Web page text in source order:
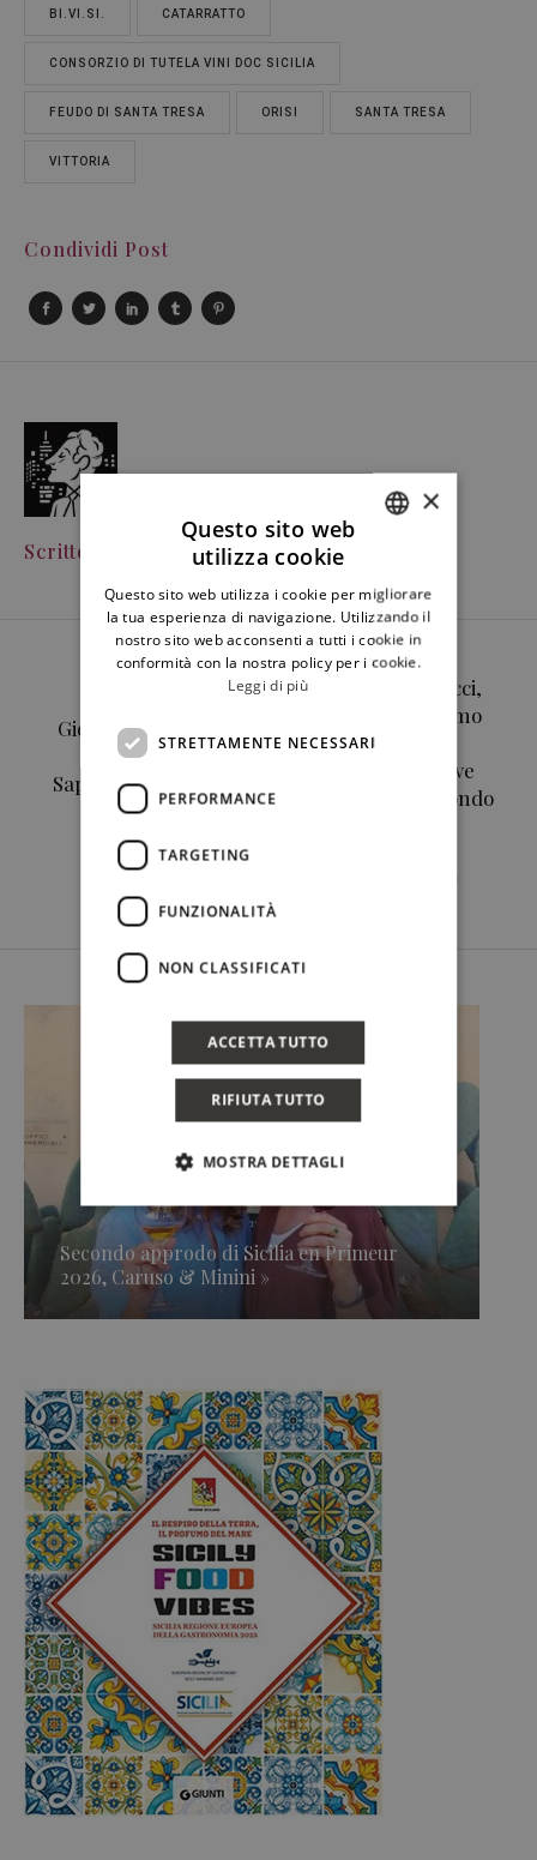
BI.VI.SI. CATARRATTO
CONSORZIO DI TUTELA VINI DOC SICILIA
FEUDO DI SANTA TRESA ORISI SANTA TRESA
VITTORIA
Condividi Post
Scritto Da Gianmaria Tesei
Giordania e Sicilia,
un incontro di
Sapori il 28 maggio
a La Foresteria
Amerigo Vespucci,
la Città di Palermo
e Made in Sicily
accolgono la nave
più bella del mondo
cassata di 60 kg
Secondo approdo di Sicilia en Primeur
2026, Caruso & Minini »
ENGLISH
×
Questo sito web
utilizza cookie
Questo sito web utilizza i cookie per migliorare
la tua esperienza di navigazione. Utilizzando il
nostro sito web acconsenti a tutti i cookie in
conformità con la nostra policy per i cookie.
Leggi di più
STRETTAMENTE NECESSARI
PERFORMANCE
TARGETING
FUNZIONALITÀ
NON CLASSIFICATI
ACCETTA TUTTO
RIFIUTA TUTTO
MOSTRA DETTAGLI